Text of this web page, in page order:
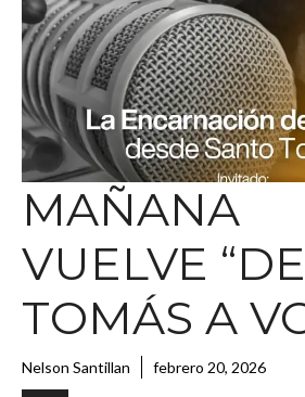
MAÑANA
VUELVE “DE
TOMÁS A
Nelson Santillan febrero 20, 2026